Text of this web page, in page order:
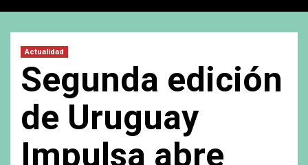
Actualidad
Segunda edición
de Uruguay
Impulsa abre